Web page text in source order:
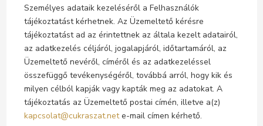
Személyes adataik kezeléséről a Felhasználók
tájékoztatást kérhetnek. Az Üzemeltető kérésre
tájékoztatást ad az érintettnek az általa kezelt adatairól,
az adatkezelés céljáról, jogalapjáról, időtartamáról, az
Üzemeltető nevéről, címéről és az adatkezeléssel
összefüggő tevékenységéről, továbbá arról, hogy kik és
milyen célból kapják vagy kapták meg az adatokat. A
tájékoztatás az Üzemeltető postai címén, illetve a(z)
kapcsolat@cukraszat.nete-mail címen kérhető.